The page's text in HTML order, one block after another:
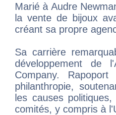
Marié à Audre
la vente de bijoux
créant sa propre
Sa carrière
développement de
Company.
philanthropie,
les causes
comités, y compris à